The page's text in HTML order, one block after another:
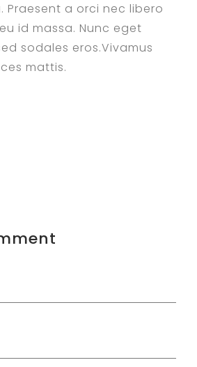
Praesent a orci nec libero
id massa. Nunc eget
sodales eros.Vivamus
mattis.